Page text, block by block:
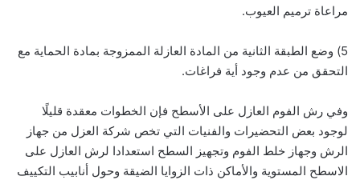
مراعاة ترميم العيوب.
5) وضع الطبقة الثانية من المادة العازلة الممزوجة بمادة الحماية مع
التحقق من عدم وجود أية فراغات.
وفي رش الفوم العازل على الأسطح فإن الخطوات معقدة قليلًا
لوجود بعض التحضيرات والفنيات التي تخص شركة العزل من جهاز
الرش وجهاز خلط الفوم وتجهيز السطح استعدادا لرش العازل على
الاسطح المستوية والأماكن ذات الزوايا الضيقة وحول أنابيب التكييف